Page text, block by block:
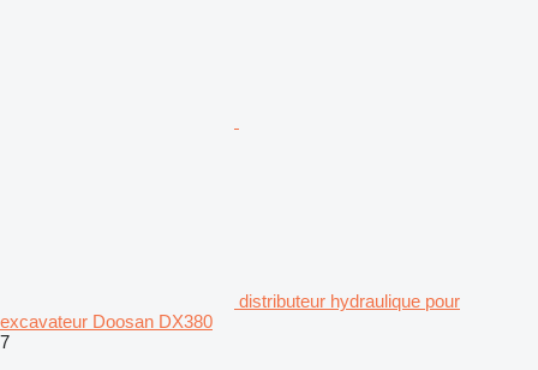
distributeur hydraulique pour
excavateur Doosan DX380
7